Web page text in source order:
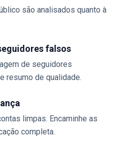
são analisados quanto à
falsos
de seguidores
resumo de qualidade.
limpas. Encaminhe as
completa.